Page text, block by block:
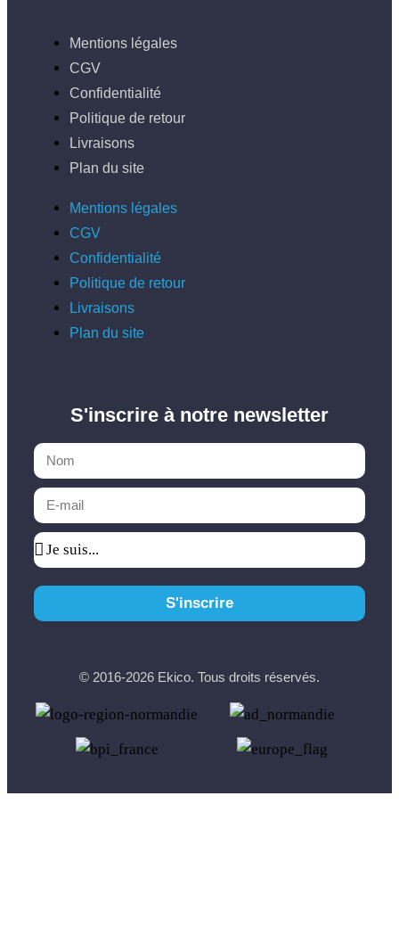
Mentions légales
CGV
Confidentialité
Politique de retour
Livraisons
Plan du site
Mentions légales
CGV
Confidentialité
Politique de retour
Livraisons
Plan du site
S'inscrire à notre newsletter
S'inscrire
© 2016-2026 Ekico. Tous droits réservés.